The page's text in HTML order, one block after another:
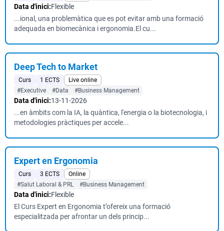
Data d'inici:Flexible
...ional, una problemàtica que es pot evitar amb una formació
adequada en biomecànica i ergonomia.El cu...
Deep Tech to Market
Curs 1 ECTS
Live online
#Executive
#Data #Business Management
Data d'inici:13-11-2026
...en àmbits com la IA, la quàntica, l'energia o la biotecnologia, i
metodologies pràctiques per accele...
Expert en Ergonomia
Curs 3 ECTS
Online
#Salut Laboral & PRL
#Business Management
Data d'inici:Flexible
El Curs Expert en Ergonomia t’ofereix una formació
especialitzada per afrontar un dels princip...